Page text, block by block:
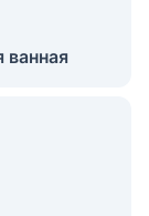
ванная